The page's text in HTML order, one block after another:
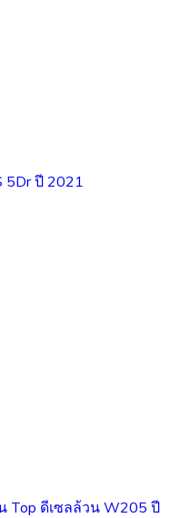
5Dr ปี 2021
Top ดีเซลล้วน W205 ปี